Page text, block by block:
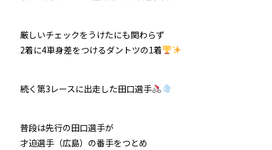
厳しいチェックをうけたにも関わらず
2着に4車身差をつけるダントツの1着
続く第3レースに出走した田口選手
普段は先行の田口選手が
才迫選手（広島）の番手をつとめ